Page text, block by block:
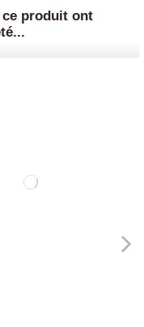
produit ont